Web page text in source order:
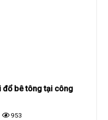
đổ bê tông tại công
953